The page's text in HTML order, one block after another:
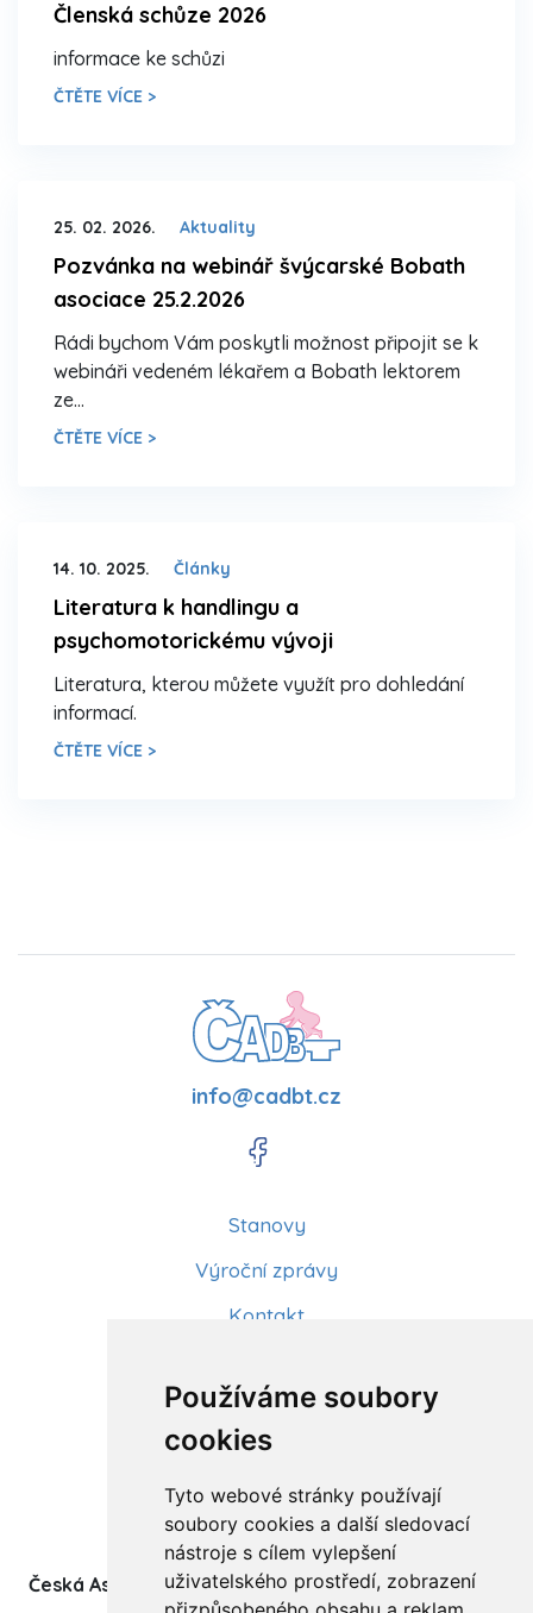
Používáme soubory
cookies
Tyto webové stránky používají
soubory cookies a další sledovací
nástroje s cílem vylepšení
uživatelského prostředí, zobrazení
Členská schůze 2026
informace ke schůzi
ČTĚTE VÍCE >
25. 02. 2026. Aktuality
Pozvánka na webinář švýcarské Bobath
asociace 25.2.2026
Rádi bychom Vám poskytli možnost připojit se k
webináři vedeném lékařem a Bobath lektorem
ze…
ČTĚTE VÍCE >
14. 10. 2025. Články
Literatura k handlingu a
psychomotorickému vývoji
Literatura, kterou můžete využít pro dohledání
informací.
ČTĚTE VÍCE >
info@cadbt.cz
Stanovy
Výroční zprávy
Kontakt
Články
Kurzy a workshopy
Sídlo ČADBT
Česká Asociace Dětských Bobath Terapeutů spolek